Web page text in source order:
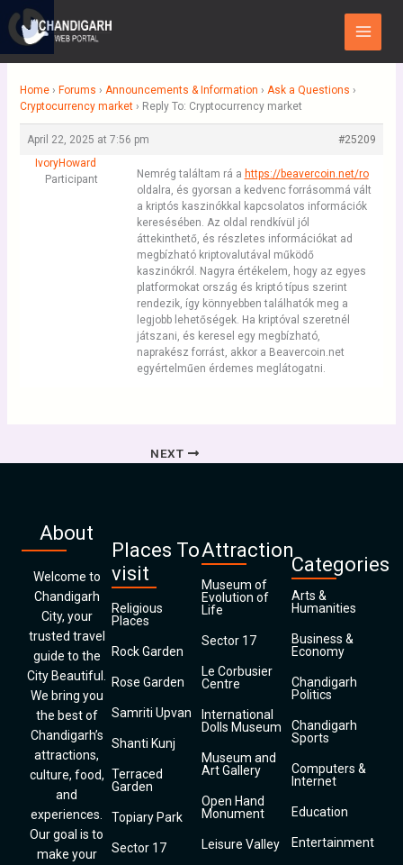
content
Main
Menu
Home › Forums › Announcements & Information › Ask a Questions ›
Cryptocurrency market › Reply To: Cryptocurrency market
April 22, 2025 at 7:56 pm
#25209
IvoryHoward
Participant
Nemrég találtam rá a https://beavercoin.net/ro
oldalra, és gyorsan a kedvenc forrásommá vált
a kriptós kaszinókkal kapcsolatos információk
keresésében. Az oldal rendkívül jól
áttekinthető, és részletes információkat ad
megbízható kriptovalutával működő
kaszinókról. Nagyra értékelem, hogy az egyes
platformokat ország és kriptó típus szerint
rendezik, így könnyebben találhatók meg a
legjobb lehetőségek. Ha kriptóval szeretnél
játszani, és keresel egy megbízható,
naprakész forrást, akkor a Beavercoin.net
egyértelműen érdemes meglátogatni.
NEXT
About
Welcome to
Chandigarh
City, your
trusted travel
guide to the
City Beautiful.
We bring you
the best of
Chandigarh’s
attractions,
culture, food,
and
experiences.
Our goal is to
make your
Places To
visit
Religious
Places
Rock Garden
Rose Garden
Samriti Upvan
Shanti Kunj
Terraced
Garden
Topiary Park
Sector 17
Attraction
Museum of
Evolution of
Life
Sector 17
Le Corbusier
Centre
International
Dolls Museum
Museum and
Art Gallery
Open Hand
Monument
Leisure Valley
Categories
Arts &
Humanities
Business &
Economy
Chandigarh
Politics
Chandigarh
Sports
Computers &
Internet
Education
Entertainment